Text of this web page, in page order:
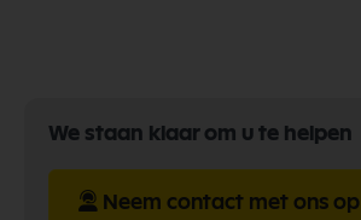
We staan klaar om u te helpen
Neem contact met ons op